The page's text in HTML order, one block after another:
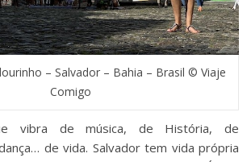
– Salvador – Bahia – Brasil © Viaje
Comigo
vibra de música, de História, de
de vida. Salvador tem vida própria